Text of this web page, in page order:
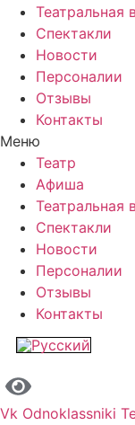
Театральная
Спектакли
Новости
Персоналии
Отзывы
Контакты
Меню
Театр
Афиша
Театральная
Спектакли
Новости
Персоналии
Отзывы
Контакты
Vk Odnoklassniki